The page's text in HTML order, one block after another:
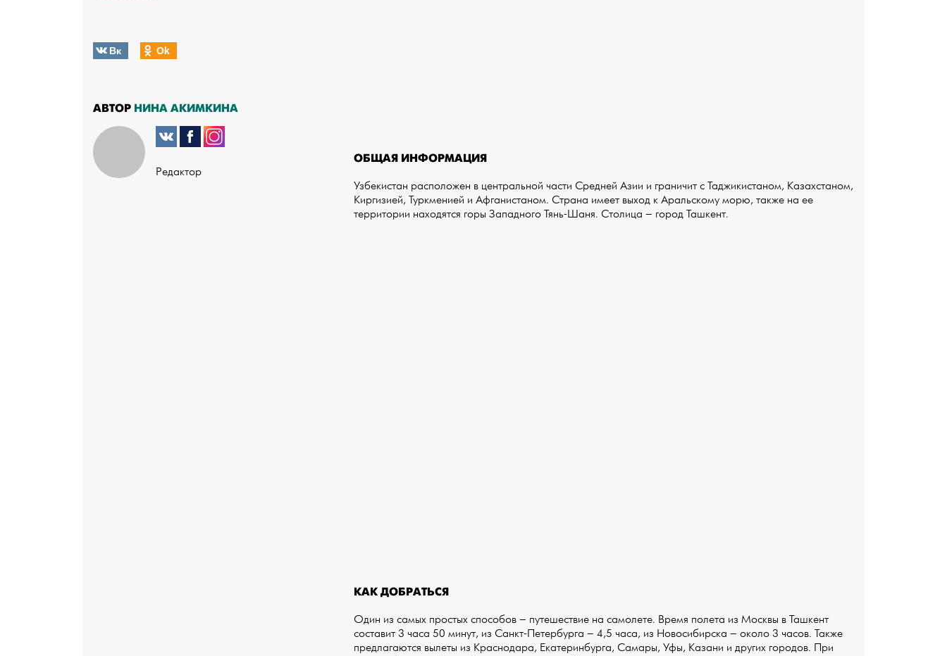
Вк Оk
АВТОР НИНА АКИМКИНА
Редактор
ОБЩАЯ ИНФОРМАЦИЯ
Узбекистан расположен в центральной части Средней Азии и граничит с Таджикистаном, Казахстаном,
Киргизией, Туркменией и Афганистаном. Страна имеет выход к Аральскому морю, также на ее
территории находятся горы Западного Тянь-Шаня. Столица – город Ташкент.
КАК ДОБРАТЬСЯ
Один из самых простых способов – путешествие на самолете. Время полета из Москвы в Ташкент
составит 3 часа 50 минут, из Санкт-Петербурга – 4,5 часа, из Новосибирска – около 3 часов. Также
предлагаются вылеты из Краснодара, Екатеринбурга, Самары, Уфы, Казани и других городов. При